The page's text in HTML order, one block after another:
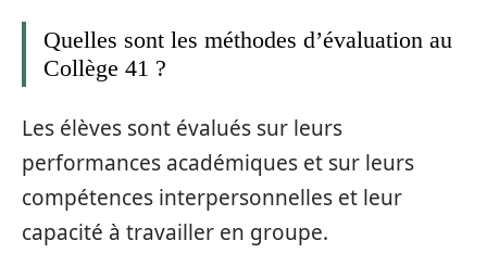
Quelles sont les méthodes d’évaluation au
Collège 41 ?
Les élèves sont évalués sur leurs
performances académiques et sur leurs
compétences interpersonnelles et leur
capacité à travailler en groupe.